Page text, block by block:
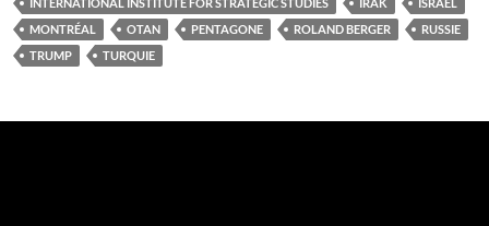
MONTRÉAL
OTAN PENTAGONE ROLAND BERGER
RUSSIE
TRUMP
TURQUIE